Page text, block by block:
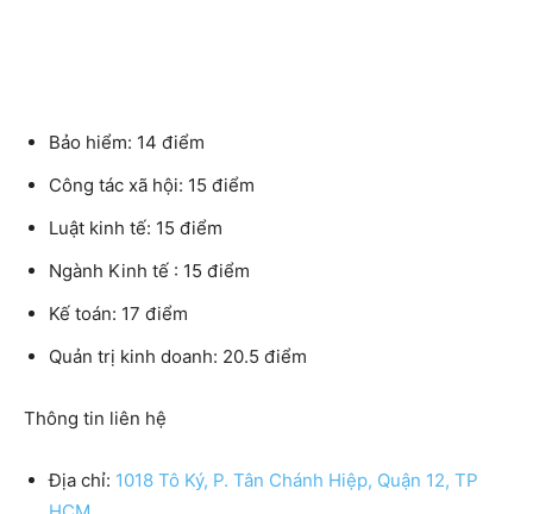
Bảo hiểm: 14 điểm
Công tác xã hội: 15 điểm
Luật kinh tế: 15 điểm
Ngành Kinh tế : 15 điểm
Kế toán: 17 điểm
Quản trị kinh doanh: 20.5 điểm
Thông tin liên hệ
Địa chỉ: 1018 Tô Ký, P. Tân Chánh Hiệp, Quận 12, TP